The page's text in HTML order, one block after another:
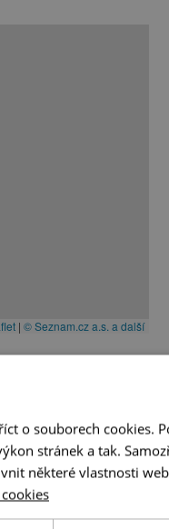
| © Seznam.cz a.s. a další
byli?
o souborech cookies.
stránek a tak.
některé vlastnosti